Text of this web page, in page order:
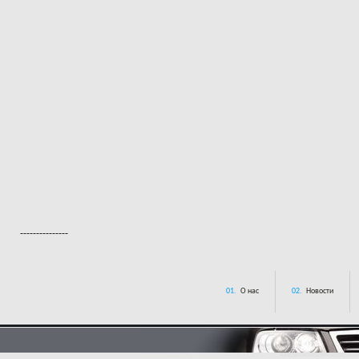
---------------
01. О нас 02. Новости